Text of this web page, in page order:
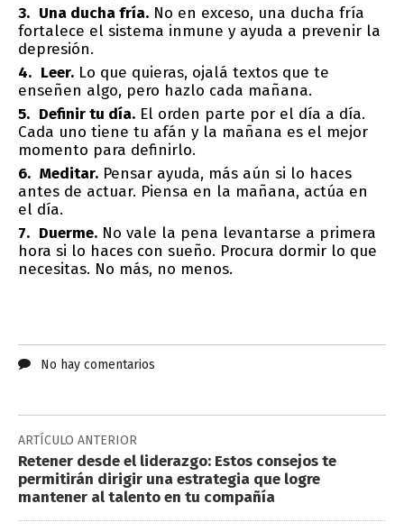
Una ducha fría. No en exceso, una ducha fría
fortalece el sistema inmune y ayuda a prevenir la
depresión.
Leer. Lo que quieras, ojalá textos que te
enseñen algo, pero hazlo cada mañana.
Definir tu día. El orden parte por el día a día.
Cada uno tiene tu afán y la mañana es el mejor
momento para definirlo.
Meditar. Pensar ayuda, más aún si lo haces
antes de actuar. Piensa en la mañana, actúa en
el día.
Duerme. No vale la pena levantarse a primera
hora si lo haces con sueño. Procura dormir lo que
necesitas. No más, no menos.
No hay comentarios
ARTÍCULO ANTERIOR
Retener desde el liderazgo: Estos consejos te
permitirán dirigir una estrategia que logre
mantener al talento en tu compañía